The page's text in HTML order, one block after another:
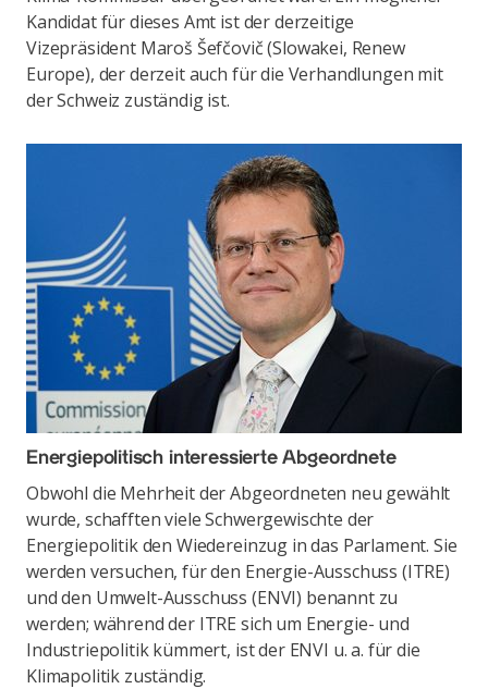
Kandidat für dieses Amt ist der derzeitige
Vizepräsident Maroš Šefčovič (Slowakei, Renew
Europe), der derzeit auch für die Verhandlungen mit
der Schweiz zuständig ist.
Energiepolitisch interessierte Abgeordnete
Obwohl die Mehrheit der Abgeordneten neu gewählt
wurde, schafften viele Schwergewischte der
Energiepolitik den Wiedereinzug in das Parlament. Sie
werden versuchen, für den Energie-Ausschuss (ITRE)
und den Umwelt-Ausschuss (ENVI) benannt zu
werden; während der ITRE sich um Energie- und
Industriepolitik kümmert, ist der ENVI u. a. für die
Klimapolitik zuständig.